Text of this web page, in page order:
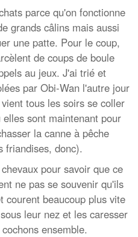
parce qu'on fonctionne
grands câlins mais aussi
une patte. Pour le coup,
de coups de boule
au jeux. J'ai trié et
par Obi-Wan l'autre jour
tous les soirs se coller
sont maintenant pour
la canne à pêche
friandises, donc).
pour savoir que ce
ne pas se souvenir qu'ils
courent beaucoup plus vite
leur nez et les caresser
ensemble.